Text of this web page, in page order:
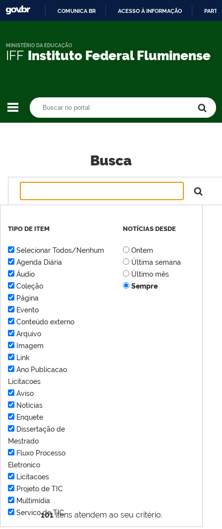
CONTEÚDO
COMUNICA BR ACESSO À INFORMAÇÃO
IFF Instituto Federal Fluminense
MINISTÉRIO DA EDUCAÇÃO
Busca
101itens atendem ao seu critério.
TIPO DE ITEM
Selecionar Todos/Nenhum
Agenda Diária
Áudio
Coleção
Página
Evento
Conteúdo externo
Arquivo
Imagem
Link
Ano Publicacao
Licitacoes
Aviso
Notícias
Enquete
Dissertação de
Mestrado
Fluxo Processo
Eletronico
Licitacoes
Projeto de TIC
Multimídia
Servico de TIC
NOTÍCIAS DESDE
Ontem
Última semana
Último mês
Sempre